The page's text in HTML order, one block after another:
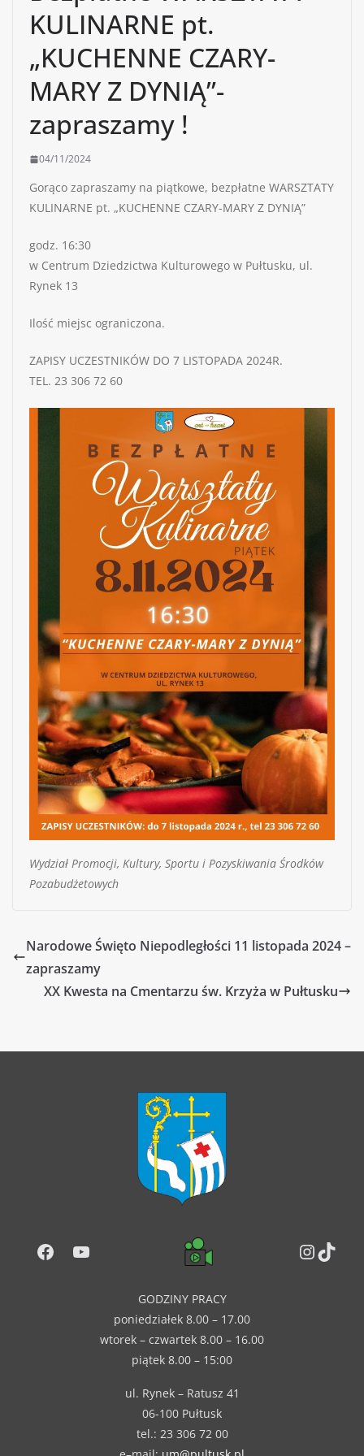
KULINARNE pt.
„KUCHENNE CZARY-
MARY Z DYNIĄ”-
zapraszamy !
04/11/2024
Gorąco zapraszamy na piątkowe, bezpłatne WARSZTATY
KULINARNE pt. „KUCHENNE CZARY-MARY Z DYNIĄ”
godz. 16:30
w Centrum Dziedzictwa Kulturowego w Pułtusku, ul.
Rynek 13
Ilość miejsc ograniczona.
ZAPISY UCZESTNIKÓW DO 7 LISTOPADA 2024R.
TEL. 23 306 72 60
Wydział Promocji, Kultury, Sportu i Pozyskiwania Środków
Pozabudżetowych
Narodowe Święto Niepodległości 11 listopada 2024 –
zapraszamy
XX Kwesta na Cmentarzu św. Krzyża w Pułtusku
Facebook
YouTube
GODZINY PRACY
poniedziałek 8.00 – 17.00
wtorek – czwartek 8.00 – 16.00
piątek 8.00 – 15:00
ul. Rynek – Ratusz 41
06-100 Pułtusk
tel.: 23 306 72 00